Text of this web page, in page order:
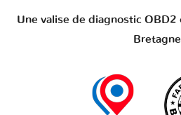
Une valise de diagnostic
Bretagne